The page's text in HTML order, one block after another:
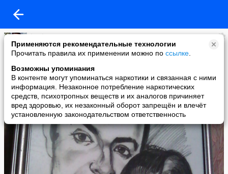
Применяются рекомендательные технологии
Прочитать правила их применении можно по ссылке
Возможны упоминания
В контенте могут упоминаться наркотики и связанная с ними
информация. Незаконное потребление наркотических
средств, психотропных веществ и их аналогов причиняет
вред здоровью, их незаконный оборот запрещён и влечёт
установленную законодательством ответственность
kenk2a
added a photo
06 Jan в 20:42